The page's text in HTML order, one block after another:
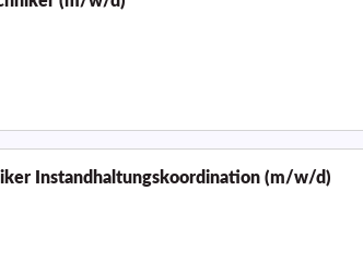
Instandhaltungskoordination (m/w/d)